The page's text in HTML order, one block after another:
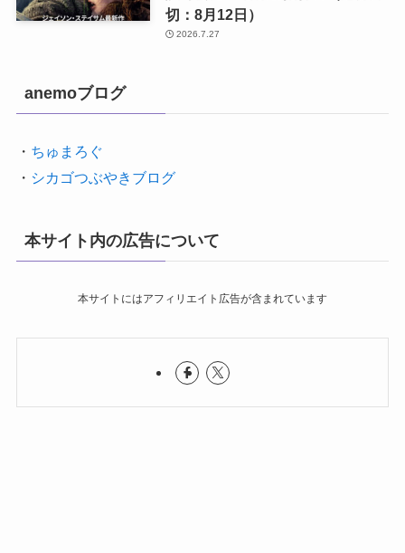
切：8月12日）
2026.7.27
anemoブログ
・ ちゅまろぐ
・ シカゴつぶやきブログ
本サイト内の広告について
本サイトにはアフィリエイト広告が含まれています